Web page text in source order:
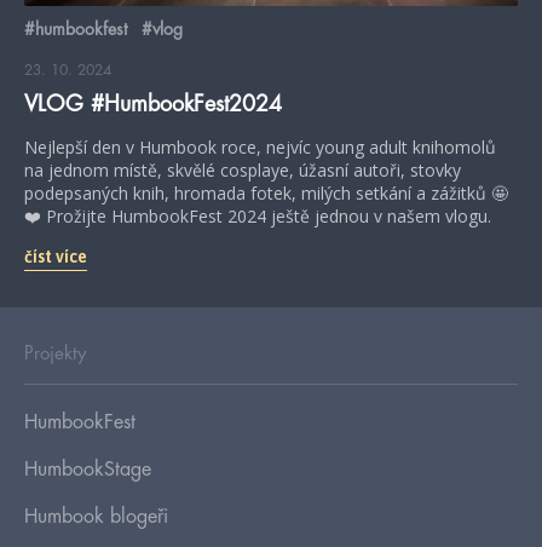
#humbookfest #vlog
23. 10. 2024
VLOG #HumbookFest2024
Nejlepší den v Humbook roce, nejvíc young adult knihomolů
na jednom místě, skvělé cosplaye, úžasní autoři, stovky
podepsaných knih, hromada fotek, milých setkání a zážitků 🤩
❤️ Prožijte HumbookFest 2024 ještě jednou v našem vlogu.
číst více
Projekty
HumbookFest
HumbookStage
Humbook blogeři